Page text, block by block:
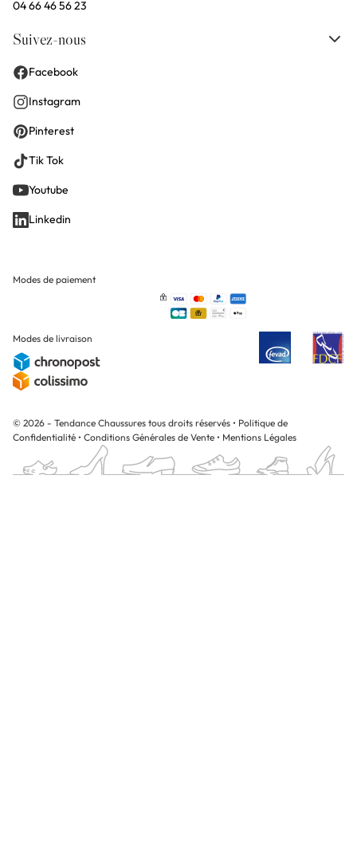
04 66 46 56 23
Suivez-nous
Facebook
Instagram
Pinterest
Tik Tok
Youtube
Linkedin
Modes de paiement
Modes de livraison
© 2026 - Tendance Chaussures tous droits réservés • Politique de
Confidentialité • Conditions Générales de Vente • Mentions Légales